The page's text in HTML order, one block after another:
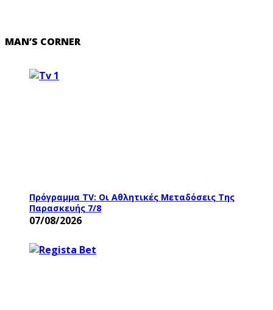
MAN’S CORNER
Πρόγραμμα TV: Οι Αθλητικές Μεταδόσεις Της
Παρασκευής 7/8
07/08/2026